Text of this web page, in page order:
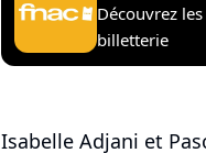
Découvrez
billetterie
Isabelle Adjani et